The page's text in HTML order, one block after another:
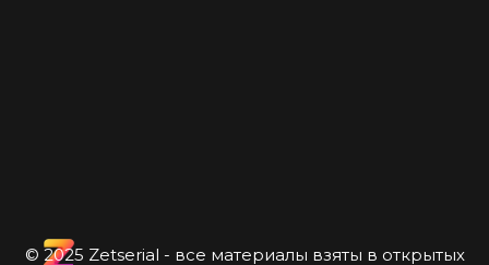
© 2025 Zetserial - все материалы взяты в открытых